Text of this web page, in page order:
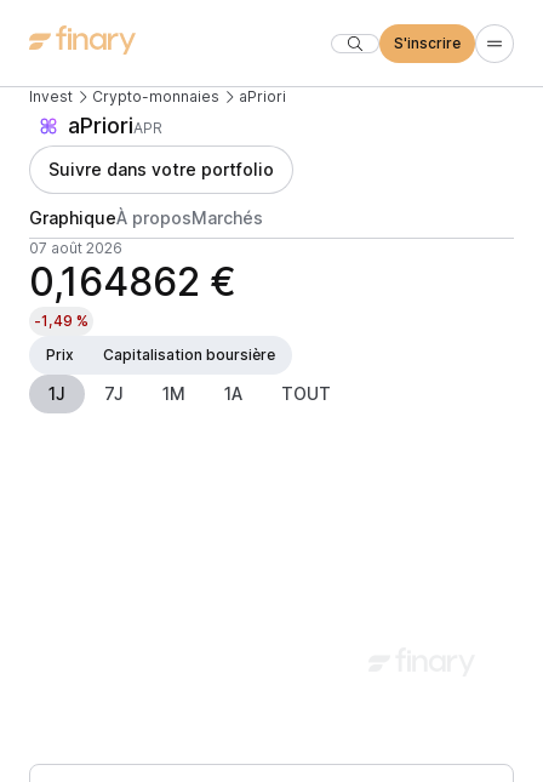
S'inscrire
Invest Crypto-monnaies aPriori
aPrioriAPR
Suivre dans votre portfolio
GraphiqueÀ proposMarchés
07 août 2026
0,164862 €
-1,49 %
Prix
Capitalisation boursière
1J 7J 1M 1A TOUT